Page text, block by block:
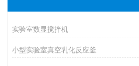
实验室数显搅拌机
小型实验室真空乳化反应釜